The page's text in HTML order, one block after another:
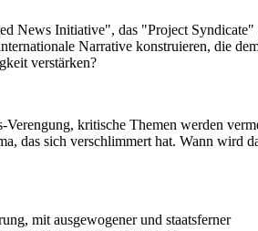
News Initiative", das "Project Syndicate"
Narrative konstruieren, die
verstärken?
kritische Themen werden
das sich verschlimmert hat. Wann wird
mit ausgewogener und staatsferner